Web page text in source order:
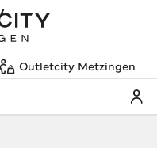
Outletcity Metzingen